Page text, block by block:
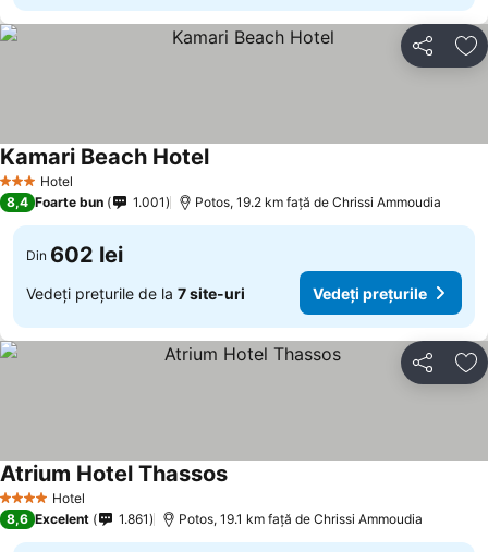
Distribuiți
3 SteleHotel
Kamari Beach Hotel
8,4 Foarte bun 1.001 Potos, 19.2 km faţă de Chrissi Ammoudia
Din 602 lei
Vedeți prețurile de la 7 site-uri Vedeți prețurile
Distribuiți
4 Stele Hotel
Atrium Hotel Thassos
8,6 Excelent 1.861 Potos, 19.1 km faţă de Chrissi Ammoudia